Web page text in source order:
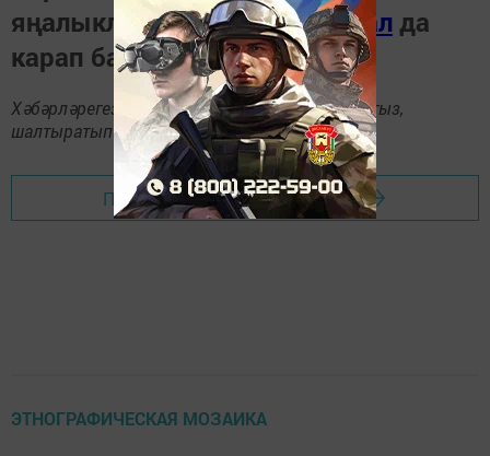
яңалыкларныТелеграм-канал да
карап барыгыз.
Хәбәрләрегезне 89172509795номерына языгыз,
шалтыратып әйтегез.
Перейти на страницу новости
ЭТНОГРАФИЧЕСКАЯ МОЗАИКА